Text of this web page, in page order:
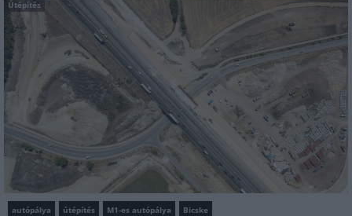
Útépítés
autópálya útépítés M1-es autópálya Bicske